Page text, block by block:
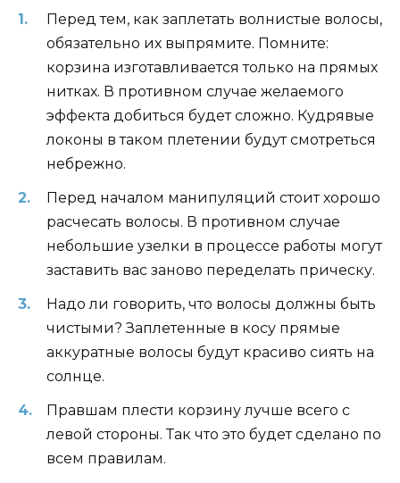
Перед тем, как заплетать волнистые волосы,
обязательно их выпрямите. Помните:
корзина изготавливается только на прямых
нитках. В противном случае желаемого
эффекта добиться будет сложно. Кудрявые
локоны в таком плетении будут смотреться
небрежно.
Перед началом манипуляций стоит хорошо
расчесать волосы. В противном случае
небольшие узелки в процессе работы могут
заставить вас заново переделать прическу.
Надо ли говорить, что волосы должны быть
чистыми? Заплетенные в косу прямые
аккуратные волосы будут красиво сиять на
солнце.
Правшам плести корзину лучше всего с
левой стороны. Так что это будет сделано по
всем правилам.